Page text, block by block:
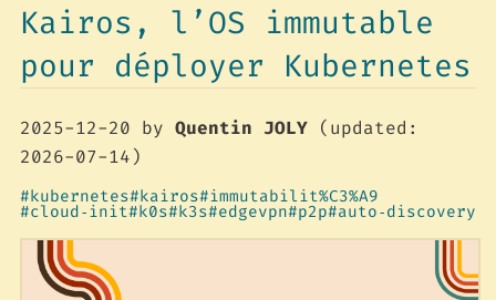
Kairos, l’OS immutable
pour déployer Kubernetes
2025-12-20 by Quentin JOLY(updated:
2026-07-14)
kubernetes kairos immutabilit%C3%A9
cloud‑init k0s k3s edgevpn p2p auto‑discovery